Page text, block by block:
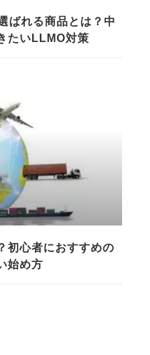
ばれる商品とは？中
たいLLMO対策
初心者におすすめの
始め方